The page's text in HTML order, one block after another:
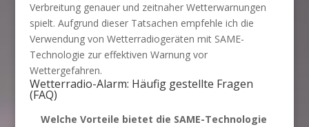
Verbreitung genauer und zeitnaher Wetterwarnungen
spielt. Aufgrund dieser Tatsachen empfehle ich die
Verwendung von Wetterradiogeräten mit SAME-
Technologie zur effektiven Warnung vor
Wettergefahren.
Wetterradio-Alarm: Häufig gestellte Fragen
(FAQ)
Welche Vorteile bietet die SAME-Technologie